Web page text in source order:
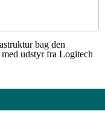
bag den
udstyr fra Logitech